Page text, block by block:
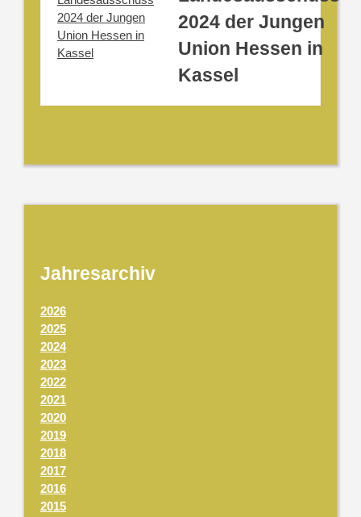
2024 der Jungen
Union Hessen in
Kassel
Jahresarchiv
2026
2025
2024
2023
2022
2021
2020
2019
2018
2017
2016
2015